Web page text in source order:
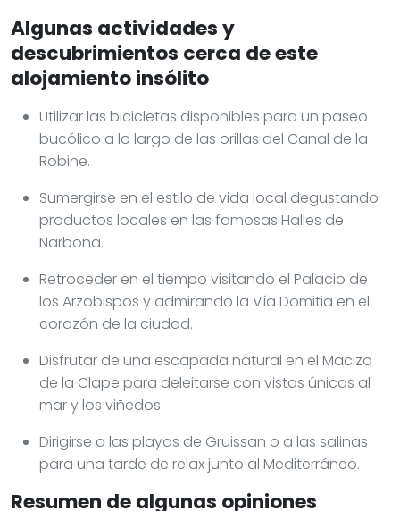
Algunas actividades y
descubrimientos cerca de este
alojamiento insólito
Utilizar las bicicletas disponibles para un paseo
bucólico a lo largo de las orillas del Canal de la
Robine.
Sumergirse en el estilo de vida local degustando
productos locales en las famosas Halles de
Narbona.
Retroceder en el tiempo visitando el Palacio de
los Arzobispos y admirando la Vía Domitia en el
corazón de la ciudad.
Disfrutar de una escapada natural en el Macizo
de la Clape para deleitarse con vistas únicas al
mar y los viñedos.
Dirigirse a las playas de Gruissan o a las salinas
para una tarde de relax junto al Mediterráneo.
Resumen de algunas opiniones